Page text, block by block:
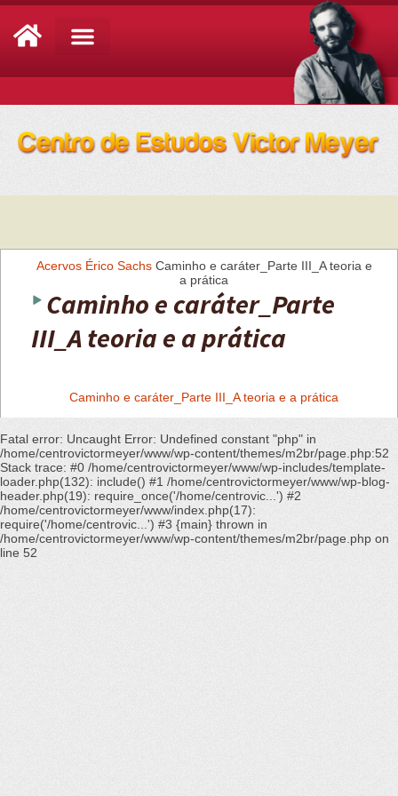
Acervos Érico Sachs Caminho e caráter_Parte III_A teoria e
a prática
Caminho e caráter_Parte
III_A teoria e a prática
Caminho e caráter_Parte III_A teoria e a prática
Fatal error: Uncaught Error: Undefined constant "php" in
/home/centrovictormeyer/www/wp-content/themes/m2br/page.php:52
Stack trace: #0 /home/centrovictormeyer/www/wp-includes/template-
loader.php(132): include() #1 /home/centrovictormeyer/www/wp-blog-
header.php(19): require_once('/home/centrovic...') #2
/home/centrovictormeyer/www/index.php(17):
require('/home/centrovic...') #3 {main} thrown in
/home/centrovictormeyer/www/wp-content/themes/m2br/page.php on
line 52